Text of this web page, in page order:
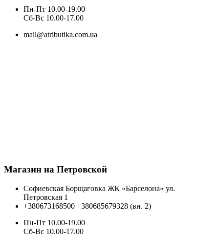
Пн-Пт 10.00-19.00
Cб-Вс 10.00-17.00
mail@atributika.com.ua
Магазин на Петровской
Софиевская Борщаговка ЖК «Барселона» ул.
Петровская 1
+380673168500 +380685679328 (вн. 2)
Пн-Пт 10.00-19.00
Cб-Вс 10.00-17.00